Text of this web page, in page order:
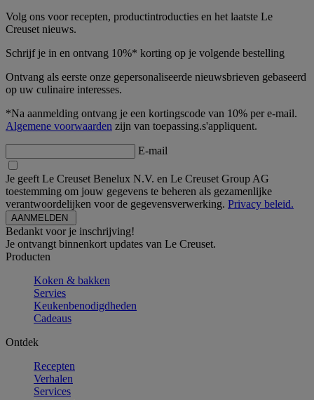
Volg ons voor recepten, productintroducties en het laatste Le
Creuset nieuws.
Schrijf je in en ontvang 10%* korting op je volgende bestelling
Ontvang als eerste onze gepersonaliseerde nieuwsbrieven gebaseerd
op uw culinaire interesses.
*Na aanmelding ontvang je een kortingscode van 10% per e-mail.
Algemene voorwaarden zijn van toepassing.s'appliquent.
E-mail
Je geeft Le Creuset Benelux N.V. en Le Creuset Group AG
toestemming om jouw gegevens te beheren als gezamenlijke
verantwoordelijken voor de gegevensverwerking. Privacy beleid.
Bedankt voor je inschrijving!
Je ontvangt binnenkort updates van Le Creuset.
Producten
Koken & bakken
Servies
Keukenbenodigdheden
Cadeaus
Ontdek
Recepten
Verhalen
Services